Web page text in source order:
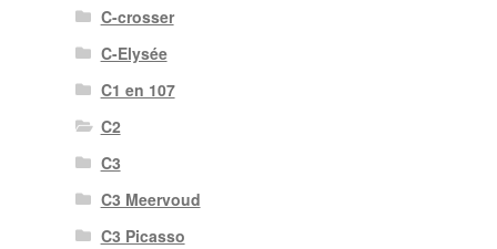
C-crosser
C-Elysée
C1 en 107
C2
C3
C3 Meervoud
C3 Picasso